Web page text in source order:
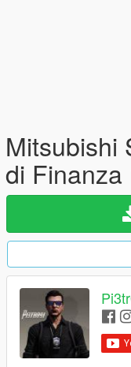
Mitsubishi
di Finanza